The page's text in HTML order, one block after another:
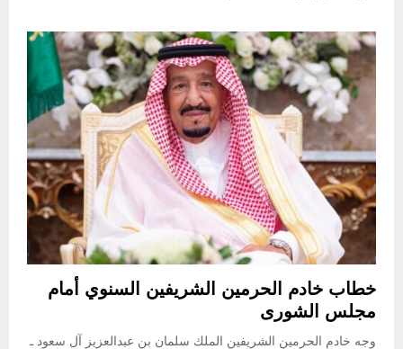
خطاب خادم الحرمين الشريفين السنوي أمام
مجلس الشورى
وجه خادم الحرمين الشريفين الملك سلمان بن عبدالعزيز آل سعود ـ